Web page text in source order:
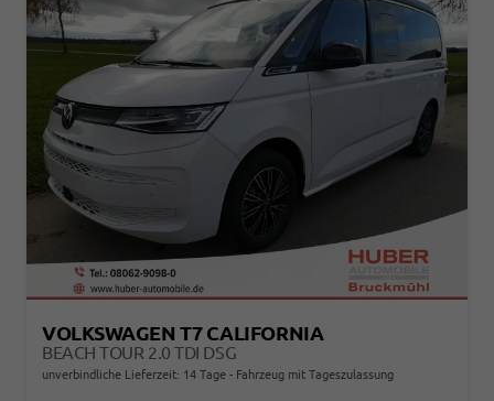
VOLKSWAGEN T7 CALIFORNIA
BEACH TOUR 2.0 TDI DSG
unverbindliche Lieferzeit: 14 Tage Fahrzeug mit Tageszulassung